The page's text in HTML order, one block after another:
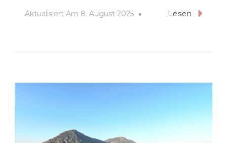
Aktualisiert Am 8. August 2025 Lesen